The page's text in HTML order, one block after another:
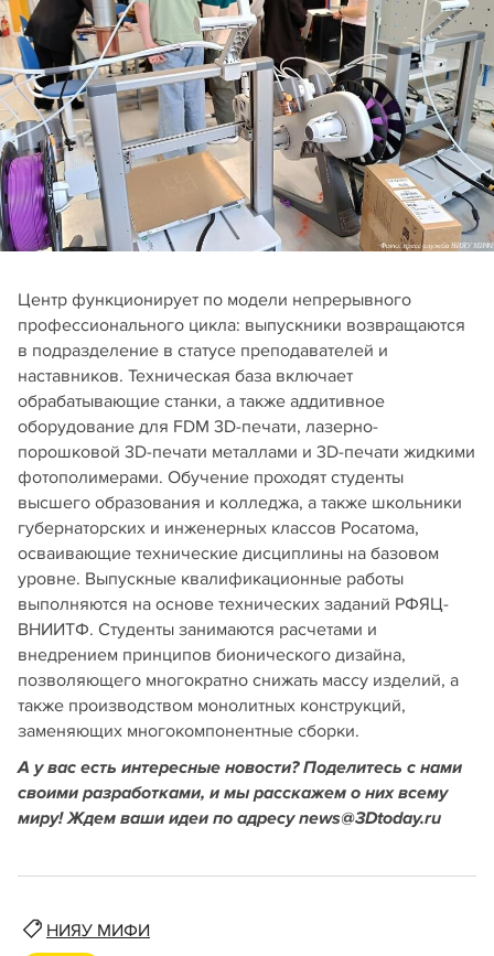
Центр функционирует по модели непрерывного
профессионального цикла: выпускники возвращаются
в подразделение в статусе преподавателей и
наставников. Техническая база включает
обрабатывающие станки, а также аддитивное
оборудование для FDM 3D-печати, лазерно-
порошковой 3D-печати металлами и 3D-печати жидкими
фотополимерами. Обучение проходят студенты
высшего образования и колледжа, а также школьники
губернаторских и инженерных классов Росатома,
осваивающие технические дисциплины на базовом
уровне. Выпускные квалификационные работы
выполняются на основе технических заданий РФЯЦ-
ВНИИТФ. Студенты занимаются расчетами и
внедрением принципов бионического дизайна,
позволяющего многократно снижать массу изделий, а
также производством монолитных конструкций,
заменяющих многокомпонентные сборки.
А у вас есть интересные новости? Поделитесь с нами
своими разработками, и мы расскажем о них всему
миру! Ждем ваши идеи по адресу news@3Dtoday.ru
НИЯУ МИФИ